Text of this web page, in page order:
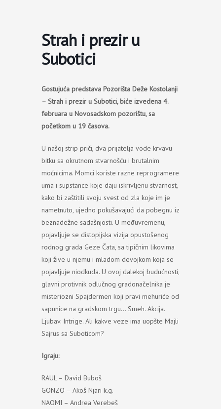
Strah i prezir u
Subotici
Gostujuća predstava Pozorišta Deže Kostolanji
– Strah i prezir u Subotici, biće izvedena 4.
februara u Novosadskom pozorištu, sa
početkom u 19 časova.
U našoj strip priči, dva prijatelja vode krvavu
bitku sa okrutnom stvarnošću i brutalnim
moćnicima. Momci koriste razne reprogramere
uma i supstance koje daju iskrivljenu stvarnost,
kako bi zaštitili svoju svest od zla koje im je
nametnuto, ujedno pokušavajući da pobegnu iz
beznadežne sadašnjosti. U međuvremenu,
pojavljuje se distopijska vizija opustošenog
rodnog grada Geze Čata, sa tipičnim likovima
koji žive u njemu i mladom devojkom koja se
pojavljuje niodkuda. U ovoj dalekoj budućnosti,
glavni protivnik odlučnog gradonačelnika je
misteriozni Spajdermen koji pravi mehuriće od
sapunice na gradskom trgu… Smeh. Akcija.
Ljubav. Intrige. Ali kakve veze ima uopšte Majli
Sajrus sa Suboticom?
Igraju:
RAUL – David Buboš
GONZO – Akoš Njari k.g.
NAOMI – Andrea Verebeš